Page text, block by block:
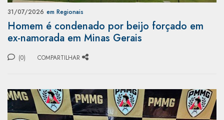
31/07/2026 em Regionais
Homem é condenado por beijo forçado em
ex-namorada em Minas Gerais
(0) COMPARTILHAR